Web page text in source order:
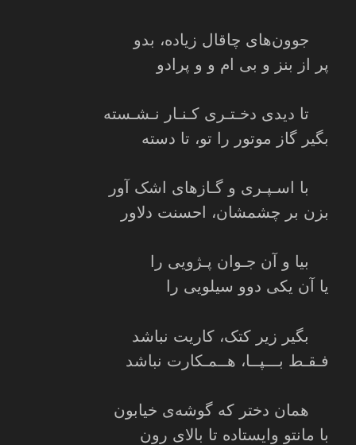
جوون‌های چاقال زیاده، بدو
پر از بنز و بی ام و و پرادو
تا دیدی دخـتـری کـنـار نـشـسته
بگیر گاز موتور را تو، تا دسته
با اسـپـری و گـازهای اشک آور
بزن بر چشمشان، احسنت دلاور
بیا و آن جـوان پـژویی را
یا آن یکی دوو سیلویی را
بگیر زیر کتک، کاریت نباشد
فـقـط بـــپــا، هــمـکارت نباشد
همان دختر که گوشه‌ی خیابون
با مانتو وایستاده تا بالای رون